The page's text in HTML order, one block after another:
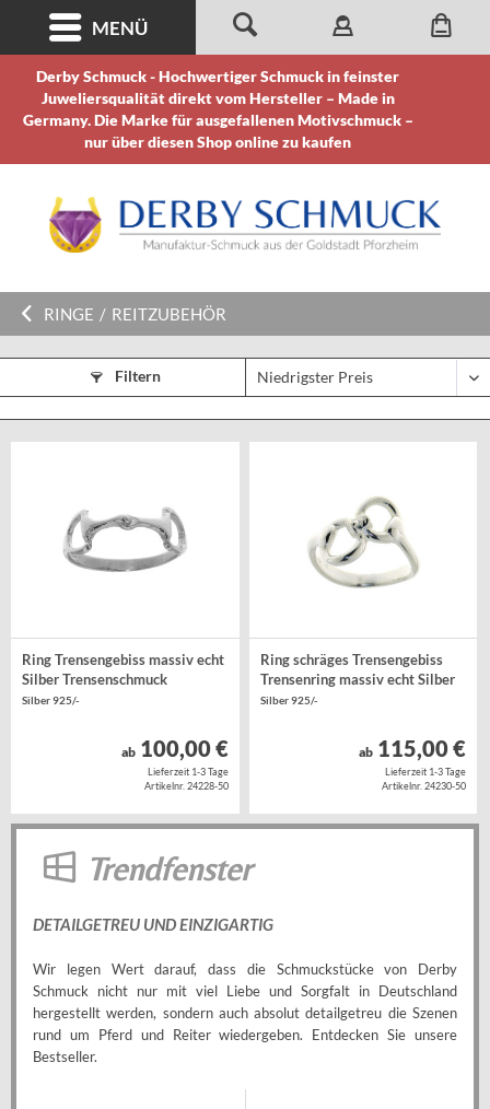
Derby Schmuck - Hochwertiger Schmuck in feinster
Juweliersqualität direkt vom Hersteller – Made in
Germany. Die Marke für ausgefallenen Motivschmuck –
nur über diesen Shop online zu kaufen
MENÜ
RINGE / REITZUBEHÖR
Filtern
Trendfenster
DETAILGETREU UND EINZIGARTIG
Wir legen Wert darauf, dass die Schmuckstücke von Derby
Schmuck nicht nur mit viel Liebe und Sorgfalt in Deutschland
hergestellt werden, sondern auch absolut detailgetreu die Szenen
rund um Pferd und Reiter wiedergeben. Entdecken Sie unsere
Bestseller.
Ring Trensengebiss massiv echt
Silber Trensenschmuck
Silber 925/-
ab100,00 €
Lieferzeit 1-3 Tage
Artikelnr. 24228-50
Ring schräges Trensengebiss
Trensenring massiv echt Silber
Silber 925/-
ab 115,00 €
Lieferzeit 1-3 Tage
Artikelnr. 24230-50